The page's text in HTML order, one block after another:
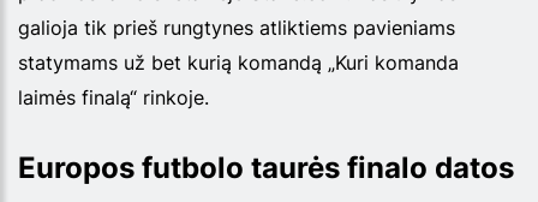
galioja tik prieš rungtynes atliktiems pavieniams
statymams už bet kurią komandą „Kuri komanda
laimės finalą“ rinkoje.
Europos futbolo taurės finalo datos